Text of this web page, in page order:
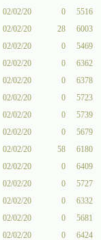
02/02/20 0 5516
02/02/20 28 6003
02/02/20 0 5469
02/02/20 0 6362
02/02/20 0 6378
02/02/20 0 5723
02/02/20 0 5739
02/02/20 0 5679
02/02/20 58 6180
02/02/20 0 6409
02/02/20 0 5727
02/02/20 0 6332
02/02/20 0 5681
02/02/20 0 6424